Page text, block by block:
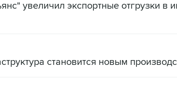
увеличил экспортные отгрузки в
становится новым